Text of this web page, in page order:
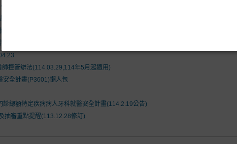
考要點及新開執業未滿1年控管辦法及新開業額度及抽審原則
安全計畫(P3601C)
考要點(114.9.11通過).
執業控管辦法(114.4.17)
控管辦法(114.03.29,114年5月起適用)
安全計畫(P3601)懶人包
診總額特定疾病病人牙科就醫安全計畫(114.2.19公告)
抽審重點提醒(113.12.28修訂)